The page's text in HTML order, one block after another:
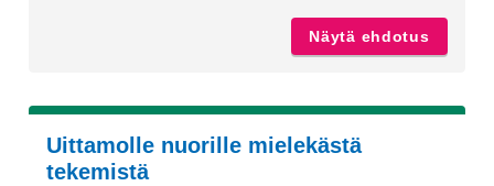
Näytä ehdotus
Uittamolle nuorille mielekästä
tekemistä